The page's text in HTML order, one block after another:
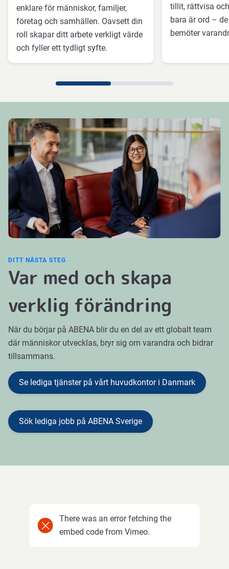
enklare för människor, familjer,
företag och samhällen. Oavsett din
roll skapar ditt arbete verkligt värde
och fyller ett tydligt syfte.
tillit, rättvisa
bara är ord –
bemöter
DITT NÄSTA STEG
Var med och skapa
verklig förändring
När du börjar på ABENA blir du en del av ett globalt team
där människor utvecklas, bryr sig om varandra och bidrar
tillsammans.
Se lediga tjänster på vårt huvudkontor i Danmark
Sök lediga jobb på ABENA Sverige
There was an error fetching the
embed code from Vimeo.